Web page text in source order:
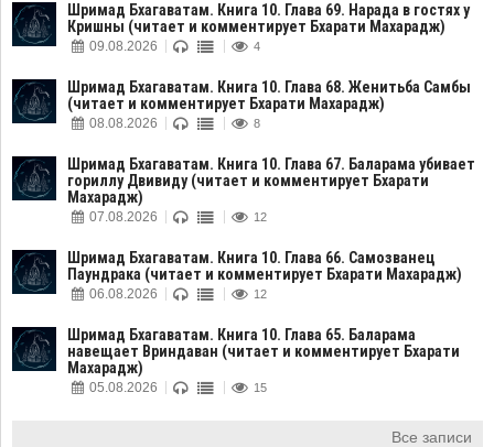
Шримад Бхагаватам. Книга 10. Глава 69. Нарада в гостях у
Кришны (читает и комментирует Бхарати Махарадж)
09.08.2026 4
Шримад Бхагаватам. Книга 10. Глава 68. Женитьба Самбы
(читает и комментирует Бхарати Махарадж)
08.08.2026 8
Шримад Бхагаватам. Книга 10. Глава 67. Баларама убивает
гориллу Двивиду (читает и комментирует Бхарати
Махарадж)
07.08.2026 12
Шримад Бхагаватам. Книга 10. Глава 66. Самозванец
Паундрака (читает и комментирует Бхарати Махарадж)
06.08.2026 12
Шримад Бхагаватам. Книга 10. Глава 65. Баларама
навещает Вриндаван (читает и комментирует Бхарати
Махарадж)
05.08.2026 15
Все записи